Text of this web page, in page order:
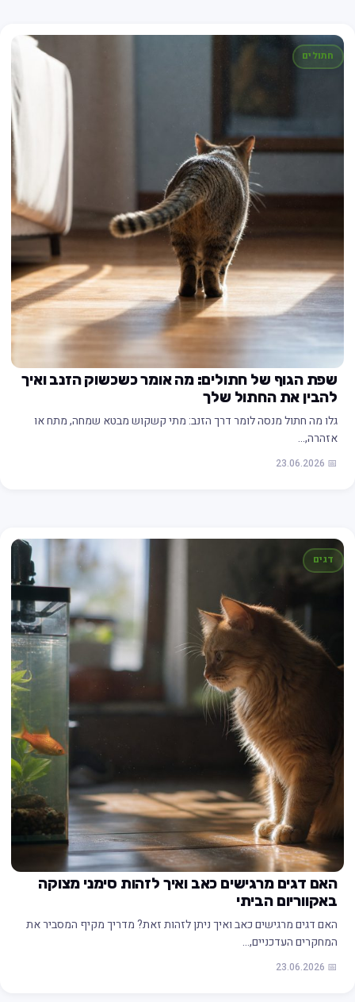
חתולים
שפת הגוף של חתולים: מה אומר כשכשוק הזנב ואיך
להבין את החתול שלך
גלו מה חתול מנסה לומר דרך הזנב: מתי קשקוש מבטא שמחה, מתח או
אזהרה,…
📅 23.06.2026
דגים
האם דגים מרגישים כאב ואיך לזהות סימני מצוקה
באקווריום הביתי
האם דגים מרגישים כאב ואיך ניתן לזהות זאת? מדריך מקיף המסביר את
המחקרים העדכניים,…
📅 23.06.2026